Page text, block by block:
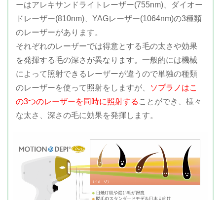
ーはアレキサンドライトレーザー(755nm)、ダイオー
ドレーザー(810nm)、YAGレーザー(1064nm)の3種類
のレーザーがあります。
それぞれのレーザーでは得意とする毛の太さや効果
を発揮する毛の深さが異なります。一般的には機械
によって照射できるレーザーが違うので単独の種類
のレーザーを使って照射をしますが、 ソプラノはこ
の3つのレーザーを同時に照射する ことができ、様々
な太さ、深さの毛に効果を発揮します。